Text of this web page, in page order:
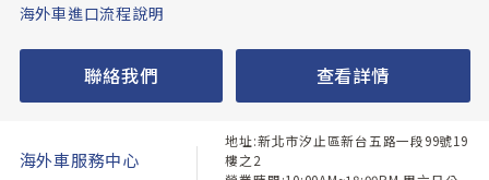
海外車進口流程說明
聯絡我們 查看詳情
海外車服務中心
地址:新北市汐止區新台五路一段99號19
樓之2